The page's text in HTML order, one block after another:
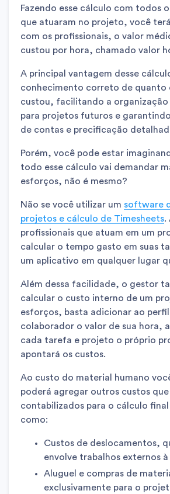
Fazendo esse cálculo com todos
que atuaram no projeto, você
com os profissionais, o valor
custou por hora, chamado valor
A principal vantagem desse
conhecimento correto de quanto
custou, facilitando a organização
para projetos futuros e
de contas e precificação
Porém, você pode estar
todo esse cálculo vai demandar
esforços, não é mesmo?
Não se você utilizar um software
projetos e cálculo de Timesheets.
profissionais que atuam em um
calcular o tempo gasto em suas
um aplicativo em qualquer lugar
Além dessa facilidade, o gestor
calcular o custo interno de um
esforços, basta adicionar ao
colaborador o valor de sua hora,
cada tarefa e projeto o próprio
apontará os custos.
Ao custo do material humano
poderá agregar outros custos que
contabilizados para o cálculo
como:
Custos de deslocamentos,
envolve trabalhos externos à
Aluguel e compras de
exclusivamente para o